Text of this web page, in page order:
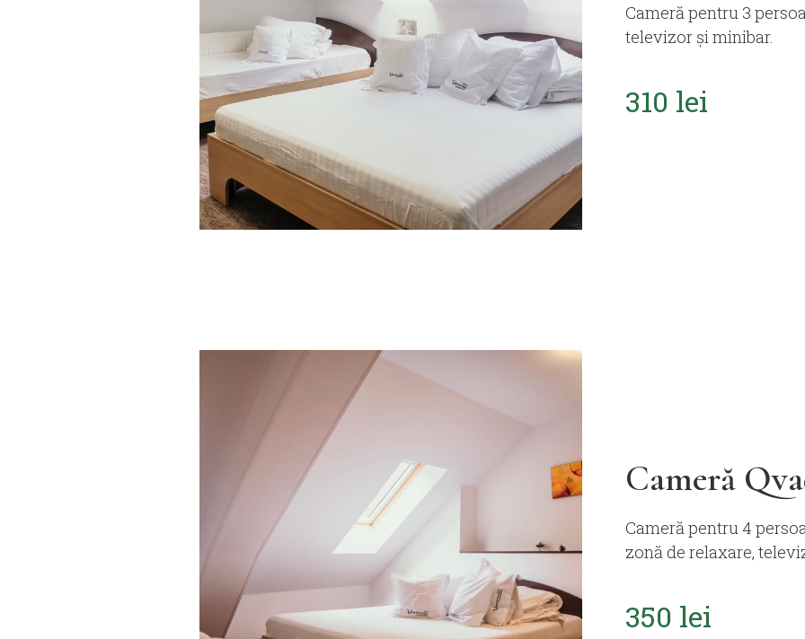
Cameră pentru 3
televizor și minibar.
310 lei
Cameră
Cameră pentru 4
zonă de relaxare,
350 lei